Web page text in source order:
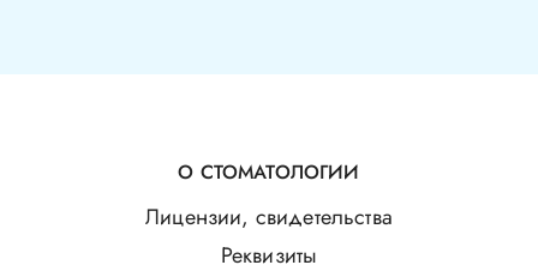
О СТОМАТОЛОГИИ
Лицензии, свидетельства
Реквизиты